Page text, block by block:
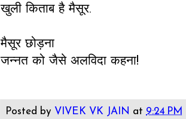
खुली किताब है मैसूर.
मैसूर छोड़ना
जन्नत को जैसे अलविदा कहना!
Posted by VIVEK VK JAIN at 9:24 PM